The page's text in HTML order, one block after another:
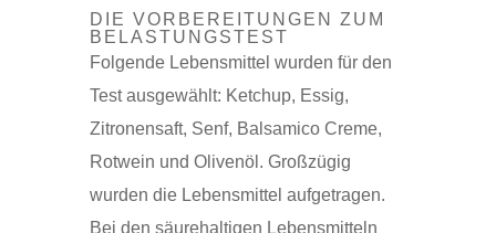
DIE VORBEREITUNGEN ZUM
BELASTUNGSTEST
Folgende Lebensmittel wurden für den
Test ausgewählt: Ketchup, Essig,
Zitronensaft, Senf, Balsamico Creme,
Rotwein und Olivenöl. Großzügig
wurden die Lebensmittel aufgetragen.
Bei den säurehaltigen Lebensmitteln